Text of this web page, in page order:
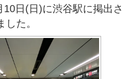
10日(日)に渋谷駅に掲出さ
た。